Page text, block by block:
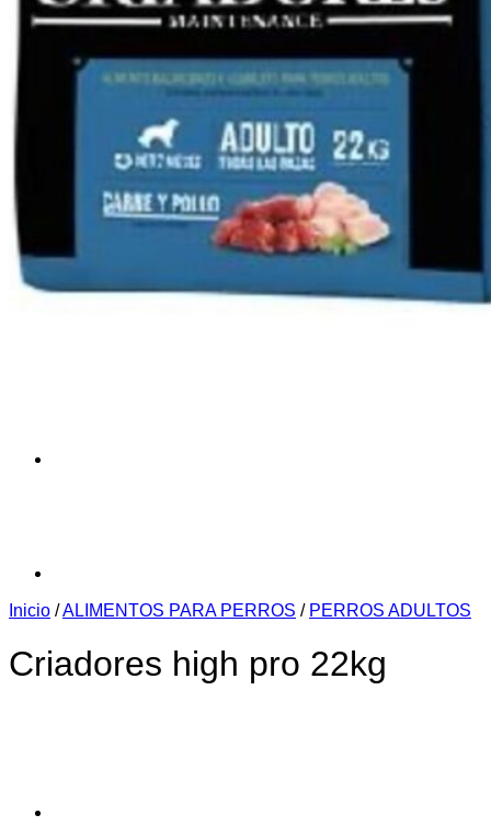
Inicio /ALIMENTOS PARA PERROS / PERROS ADULTOS
Criadores high pro 22kg